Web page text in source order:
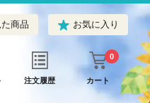
商品 お気に入り
注文履歴 カート
0